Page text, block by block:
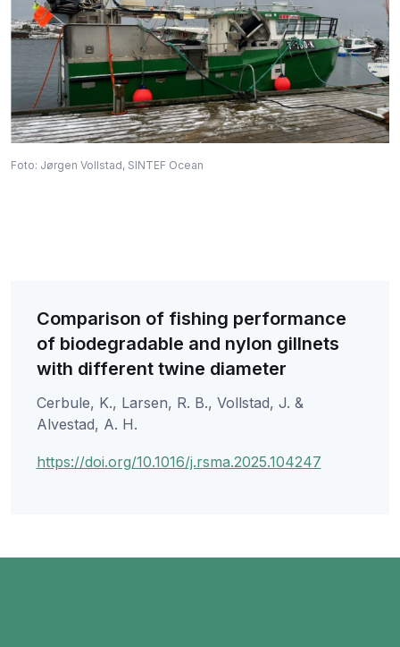
Foto: Jørgen Vollstad, SINTEF Ocean
Comparison of fishing performance
of biodegradable and nylon gillnets
with different twine diameter
Cerbule, K., Larsen, R. B., Vollstad, J. &
Alvestad, A. H.
https://doi.org/10.1016/j.rsma.2025.104247